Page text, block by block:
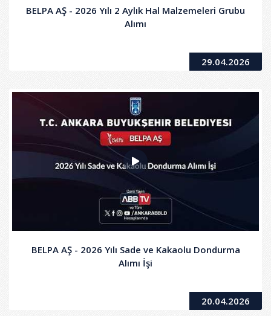
BELPA AŞ - 2026 Yılı 2 Aylık Hal Malzemeleri Grubu
Alımı
29.04.2026
BELPA AŞ - 2026 Yılı Sade ve Kakaolu Dondurma
Alımı İşi
20.04.2026